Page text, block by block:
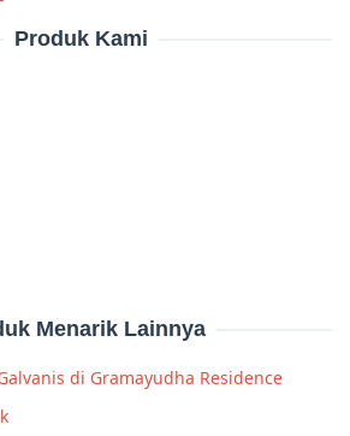
Produk Kami
Menarik Lainnya
di Gramayudha Residence